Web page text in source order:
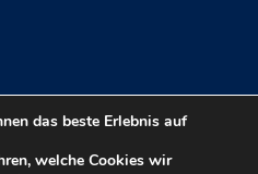
das beste Erlebnis auf
welche Cookies wir